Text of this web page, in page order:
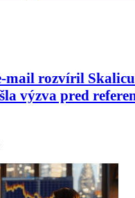
mail rozvíril
výzva pred